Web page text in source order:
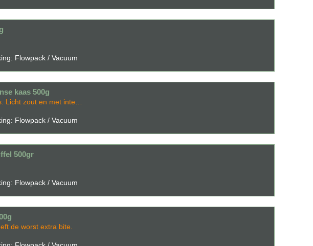
Flowpack / Vacuum
kaas 500g
Flowpack / Vacuum
500gr
Flowpack / Vacuum
de worst extra bite.